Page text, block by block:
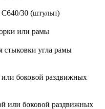
30 (штульп)
или рамы
стыковки угла рамы
боковой раздвижных
или боковой раздвижных